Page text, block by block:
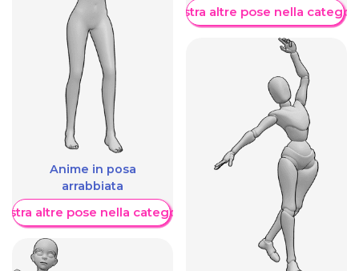
Anime in posa
arrabbiata
altre pose nella categoria
Mostra altre pose nella